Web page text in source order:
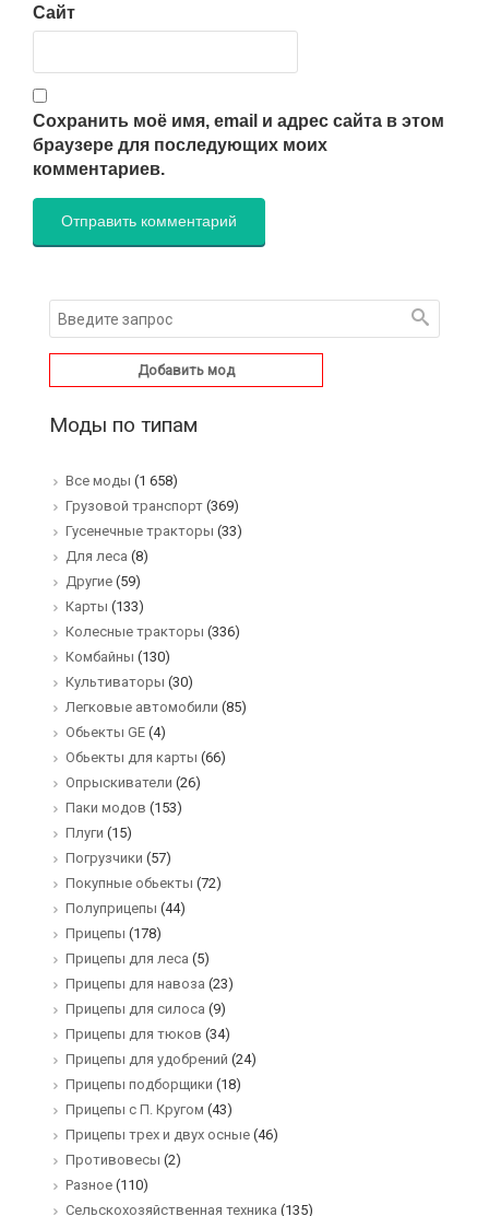
Сайт
Сохранить моё имя, email и адрес сайта в этом
браузере для последующих моих
комментариев.
Добавить мод
Моды по типам
Все моды (1 658)
Грузовой транспорт (369)
Гусенечные тракторы (33)
Для леса (8)
Другие (59)
Карты (133)
Колесные тракторы (336)
Комбайны (130)
Культиваторы (30)
Легковые автомобили (85)
Обьекты GE (4)
Обьекты для карты (66)
Опрыскиватели (26)
Паки модов (153)
Плуги (15)
Погрузчики (57)
Покупные обьекты (72)
Полуприцепы (44)
Прицепы (178)
Прицепы для леса (5)
Прицепы для навоза (23)
Прицепы для силоса (9)
Прицепы для тюков (34)
Прицепы для удобрений (24)
Прицепы подборщики (18)
Прицепы с П. Кругом (43)
Прицепы трех и двух осные (46)
Противовесы (2)
Разное (110)
Сельскохозяйственная техника (135)